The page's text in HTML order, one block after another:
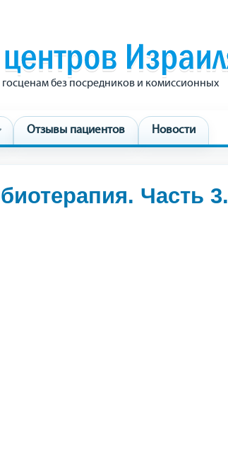
без посредников и комиссионных
Отзывы пациентов Новости
Часть 3.